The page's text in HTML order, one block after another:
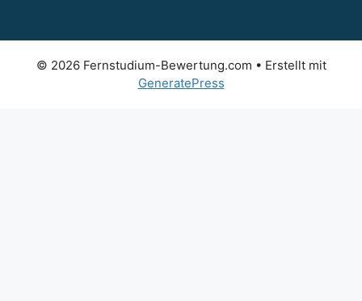
© 2026 Fernstudium-Bewertung.com • Erstellt mit
GeneratePress